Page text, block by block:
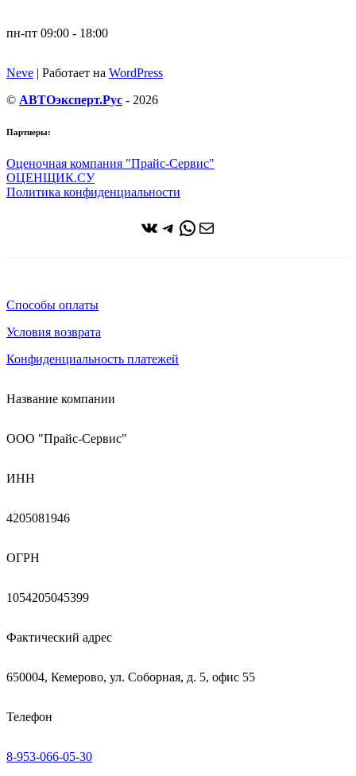
пн-пт 09:00 - 18:00
Neve | Работает на WordPress
© АВТОэксперт.Рус - 2026
Партнеры:
Оценочная компания "Прайс-Сервис"
ОЦЕНЩИК.СУ
Политика конфиденциальности
ВКонтакте
Telegram
WhatsApp
Почта
Способы оплаты
Условия возврата
Конфиденциальность платежей
Название компании
ООО "Прайс-Сервис"
ИНН
4205081946
ОГРН
1054205045399
Фактический адрес
650004, Кемерово, ул. Соборная, д. 5, офис 55
Телефон
8-953-066-05-30